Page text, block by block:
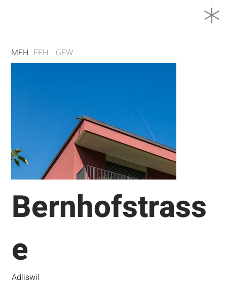
MFH EFH GEW
Bernhofstrass
e
Adliswil